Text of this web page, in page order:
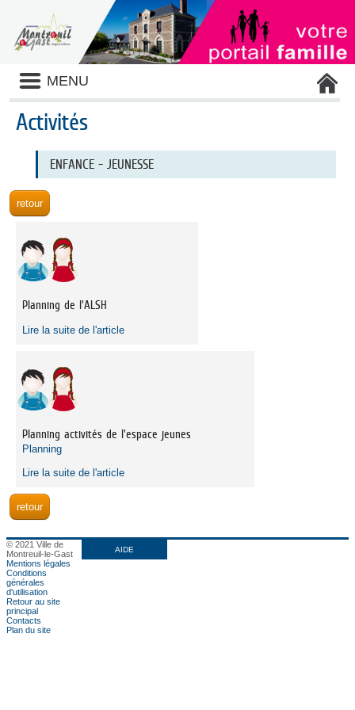
Liste
des
avertissements
MENU
Activités
catégories
d'activité
ENFANCE - JEUNESSE
Planning de l'ALSH
Lire la suite de l'article
Planning activités de l'espace jeunes
Planning
Lire la suite de l'article
© 2021 Ville de
Montreuil-le-Gast
Mentions légales
Conditions
générales
d'utilisation
Retour au site
principal
Contacts
Plan du site
AIDE